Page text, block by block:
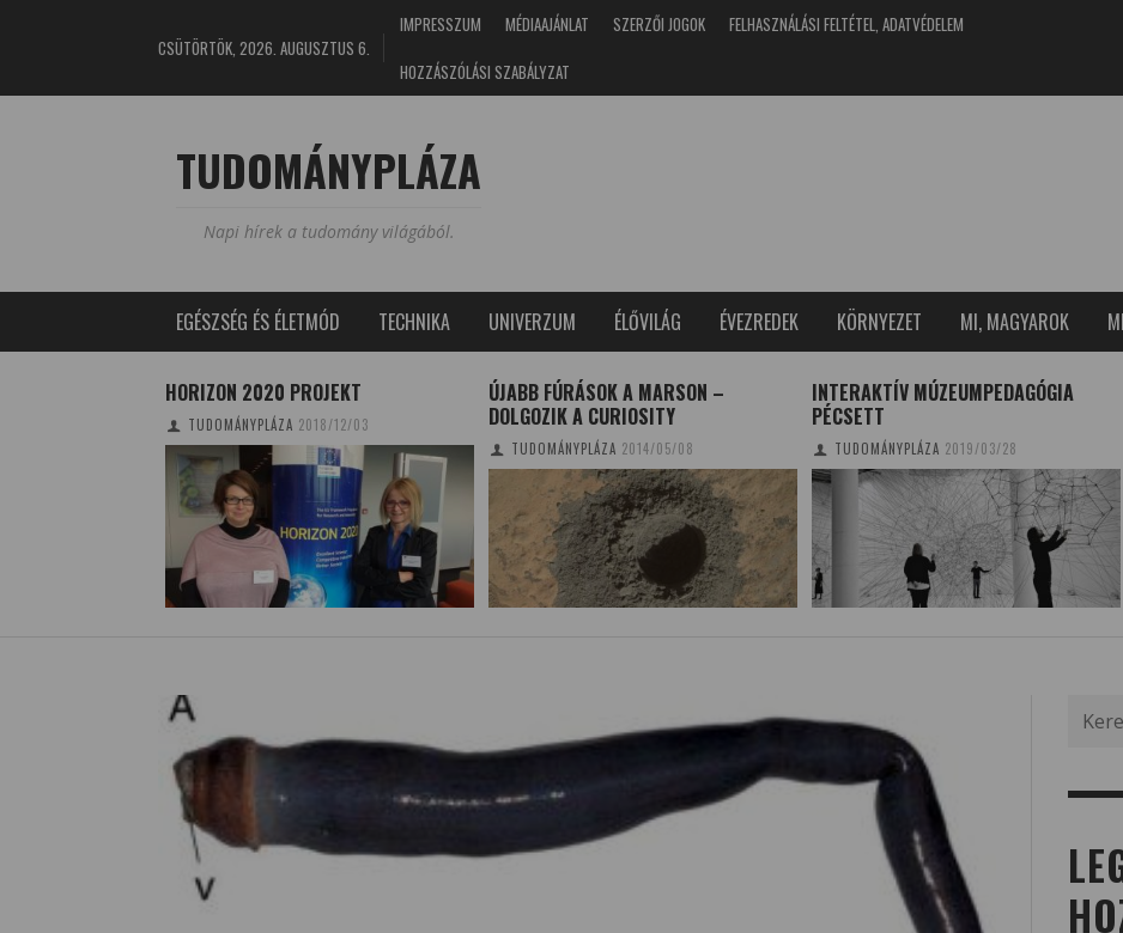
CSÜTÖRTÖK, 2026. AUGUSZTUS 6.
IMPRESSZUM MÉDIAAJÁNLAT SZERZŐI JOGOK
FELHASZNÁLÁSI FELTÉTEL, ADATVÉDELEM
HOZZÁSZÓLÁSI SZABÁLYZAT
TUDOMÁNYPLÁZA
Napi hírek a tudomány világából.
EGÉSZSÉG ÉS ÉLETMÓD TECHNIKA UNIVERZUM ÉLŐVILÁG ÉVEZREDEK KÖRNYEZET MI, MAGYAROK
HORIZON 2020 PROJEKT
TUDOMÁNYPLÁZA 2018/12/03
ÚJABB FÚRÁSOK A MARSON –
DOLGOZIK A CURIOSITY
TUDOMÁNYPLÁZA 2014/05/08
INTERAKTÍV MÚZEUMPEDAGÓGIA
PÉCSETT
TUDOMÁNYPLÁZA 2019/03/28
for: